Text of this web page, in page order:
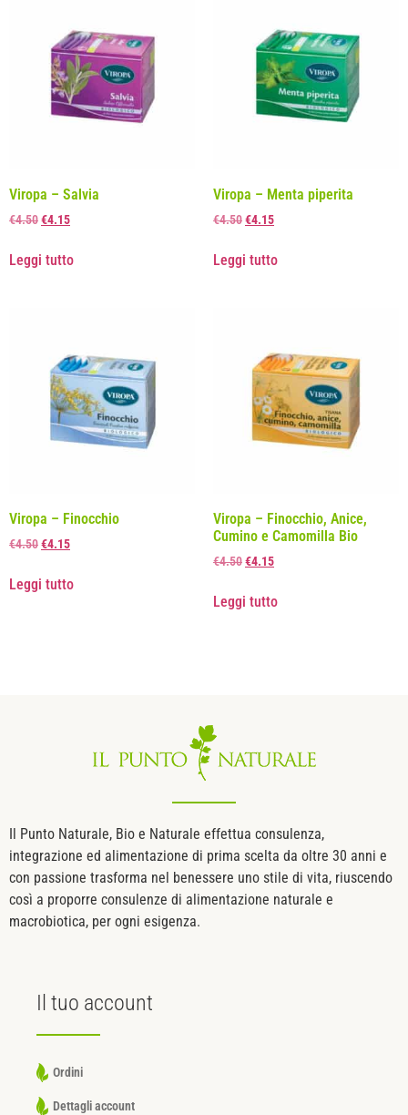
Viropa – Salvia
€4.50€4.15
Leggi tutto
Viropa – Menta piperita
€4.50€4.15
Leggi tutto
Viropa – Finocchio
€4.50€4.15
Leggi tutto
Viropa – Finocchio, Anice,
Cumino e Camomilla Bio
€4.50€4.15
Leggi tutto
Il Punto Naturale, Bio e Naturale effettua consulenza,
integrazione ed alimentazione di prima scelta da oltre 30 anni e
con passione trasforma nel benessere uno stile di vita, riuscendo
così a proporre consulenze di alimentazione naturale e
macrobiotica, per ogni esigenza.
Il tuo account
Ordini
Dettagli account